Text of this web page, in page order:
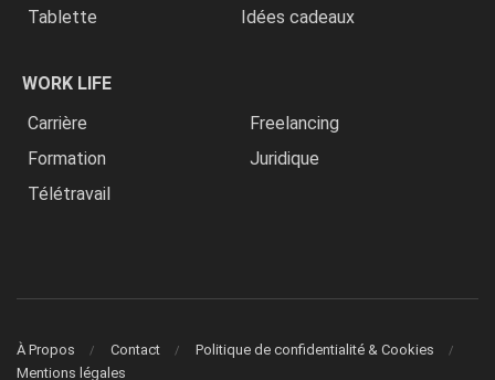
Tablette
Idées cadeaux
WORK LIFE
Carrière
Freelancing
Formation
Juridique
Télétravail
À Propos Contact
Politique de confidentialité & Cookies
Mentions légales